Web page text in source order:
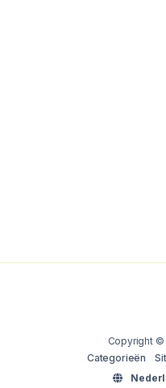
Copyright ©
Categorieën